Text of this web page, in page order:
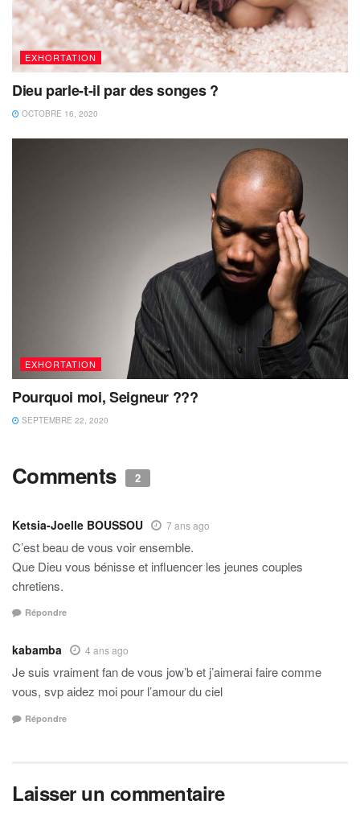
EXHORTATION
Dieu parle-t-il par des songes ?
OCTOBRE 16, 2020
EXHORTATION
Pourquoi moi, Seigneur ???
SEPTEMBRE 22, 2020
Comments 2
Ketsia-Joelle BOUSSOU 7 ans ago
C’est beau de vous voir ensemble.
Que Dieu vous bénisse et influencer les jeunes couples
chretiens.
Répondre
kabamba 4 ans ago
Je suis vraiment fan de vous jow’b et j’aimerai faire comme
vous, svp aidez moi pour l’amour du ciel
Répondre
Laisser un commentaire